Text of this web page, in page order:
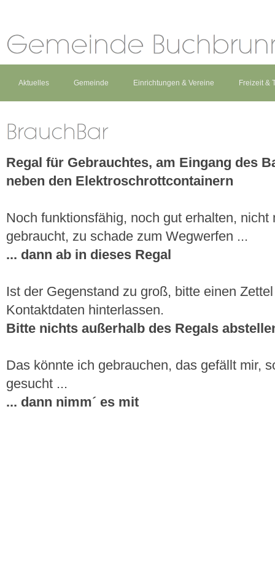
Aktuelles Gemeinde Einrichtungen & Vereine Freizeit &
Regal für Gebrauchtes, am Eingang des
neben den Elektroschrottcontainern
Noch funktionsfähig, noch gut erhalten, nicht
gebraucht, zu schade zum Wegwerfen ...
... dann ab in dieses Regal
Ist der Gegenstand zu groß, bitte einen
Kontaktdaten hinterlassen.
Bitte nichts außerhalb des Regals
Das könnte ich gebrauchen, das gefällt mir,
gesucht ...
... dann nimm´ es mit